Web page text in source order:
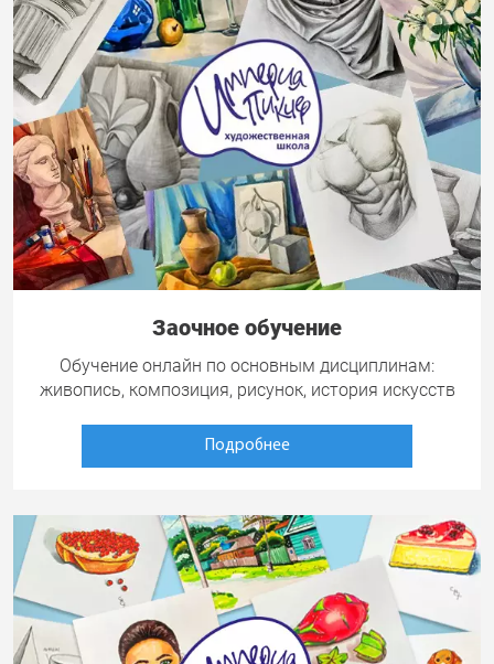
Заочное обучение
Обучение онлайн по основным дисциплинам:
живопись, композиция, рисунок, история искусств
Подробнее